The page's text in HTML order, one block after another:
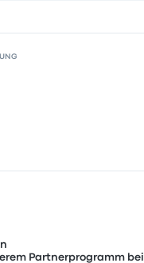
Partnerprogramm bei